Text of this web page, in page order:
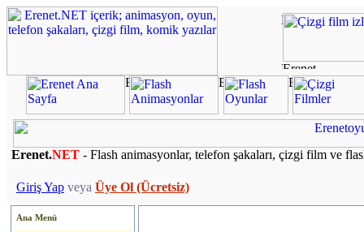
Erenet.NET - Flash animasyonlar, telefon şakaları, çizgi film ve
Giriş Yap veya Üye Ol (Ücretsiz)
Ana Menü